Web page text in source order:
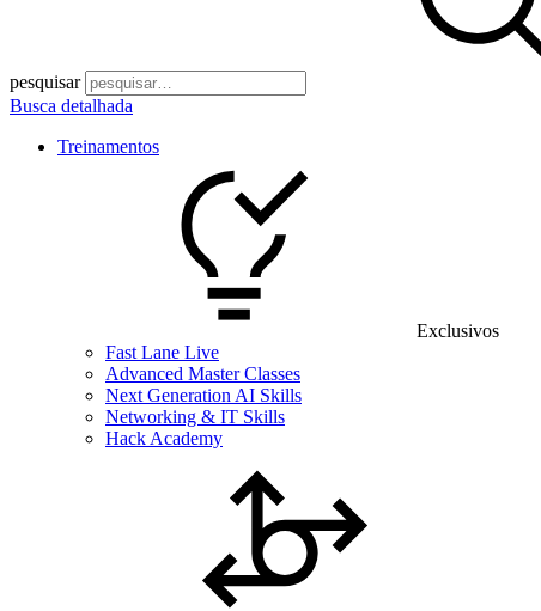
pesquisar
Busca detalhada
Treinamentos
Exclusivos
Fast Lane Live
Advanced Master Classes
Next Generation AI Skills
Networking & IT Skills
Hack Academy